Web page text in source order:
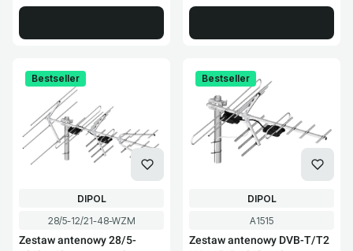
Bestseller
Kod produktu
28/5-12/21-48-WZM
Zestaw antenowy 28/5-
PRODUCENT
DIPOL
Bestseller
Kod produktu
A1515
Zestaw antenowy DVB-T/T2
PRODUCENT
DIPOL